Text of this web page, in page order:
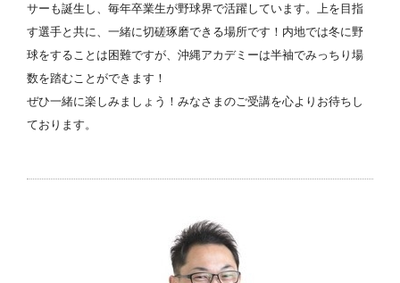
サーも誕生し、毎年卒業生が野球界で活躍しています。上を目指
す選手と共に、一緒に切磋琢磨できる場所です！内地では冬に野
球をすることは困難ですが、沖縄アカデミーは半袖でみっちり場
数を踏むことができます！
ぜひ一緒に楽しみましょう！みなさまのご受講を心よりお待ちし
ております。